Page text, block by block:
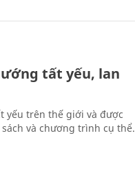
tất yếu, lan
yếu trên thế giới và được
và chương trình cụ thể.